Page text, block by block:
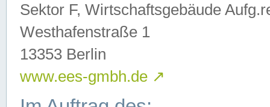
Sektor F, Wirtschaftsgebäude
Westhafenstraße 1
13353 Berlin
www.ees-gmbh.de ↗